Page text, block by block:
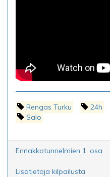
Rengas Turku 24h
Salo
Ennakkotunnelmien 1. osa
Lisätietoja kilpailusta